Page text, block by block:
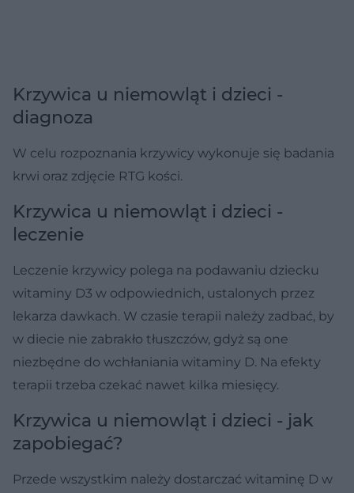
Krzywica u niemowląt i dzieci -
diagnoza
W celu rozpoznania krzywicy wykonuje się badania
krwi oraz zdjęcie RTG kości.
Krzywica u niemowląt i dzieci -
leczenie
Leczenie krzywicy polega na podawaniu dziecku
witaminy D3 w odpowiednich, ustalonych przez
lekarza dawkach. W czasie terapii należy zadbać, by
w diecie nie zabrakło tłuszczów, gdyż są one
niezbędne do wchłaniania witaminy D. Na efekty
terapii trzeba czekać nawet kilka miesięcy.
Krzywica u niemowląt i dzieci - jak
zapobiegać?
Przede wszystkim należy dostarczać witaminę D w